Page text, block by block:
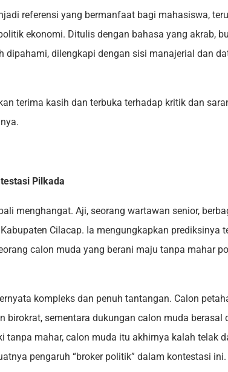
referensi yang bermanfaat bagi mahasiswa,
ekonomi. Ditulis dengan bahasa yang akrab,
dipahami, dilengkapi dengan sisi manajerial dan
terima kasih dan terbuka terhadap kritik dan
Pilkada
menghangat. Aji, seorang wartawan senior,
Cilacap. Ia mengungkapkan prediksinya
calon muda yang berani maju tanpa mahar
kompleks dan penuh tantangan. Calon
birokrat, sementara dukungan calon muda berasal
tanpa mahar, calon muda itu akhirnya kalah telak
pengaruh “broker politik” dalam kontestasi ini.